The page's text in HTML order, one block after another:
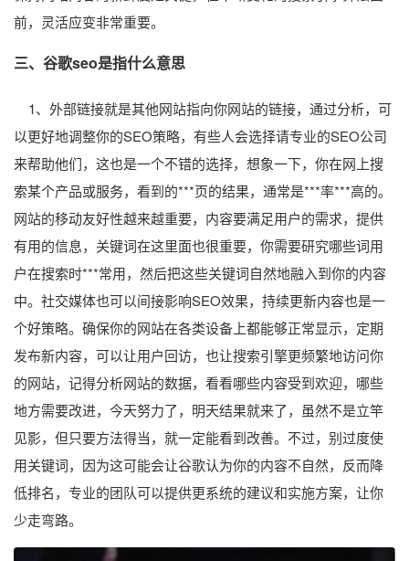
前，灵活应变非常重要。
三、谷歌seo是指什么意思
1、外部链接就是其他网站指向你网站的链接，通过分析，可
以更好地调整你的SEO策略，有些人会选择请专业的SEO公司
来帮助他们，这也是一个不错的选择，想象一下，你在网上搜
索某个产品或服务，看到的***页的结果，通常是***率***高的。
网站的移动友好性越来越重要，内容要满足用户的需求，提供
有用的信息，关键词在这里面也很重要，你需要研究哪些词用
户在搜索时***常用，然后把这些关键词自然地融入到你的内容
中。社交媒体也可以间接影响SEO效果，持续更新内容也是一
个好策略。确保你的网站在各类设备上都能够正常显示，定期
发布新内容，可以让用户回访，也让搜索引擎更频繁地访问你
的网站，记得分析网站的数据，看看哪些内容受到欢迎，哪些
地方需要改进，今天努力了，明天结果就来了，虽然不是立竿
见影，但只要方法得当，就一定能看到改善。不过，别过度使
用关键词，因为这可能会让谷歌认为你的内容不自然，反而降
低排名，专业的团队可以提供更系统的建议和实施方案，让你
少走弯路。